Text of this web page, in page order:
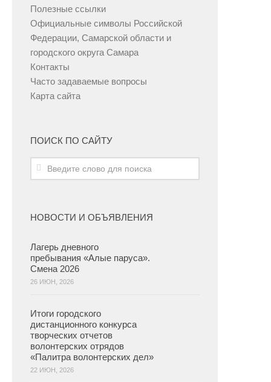
Полезные ссылки
Официальные символы Российской
Федерации, Самарской области и
городского округа Самара
Контакты
Часто задаваемые вопросы
Карта сайта
ПОИСК ПО САЙТУ
НОВОСТИ И ОБЪЯВЛЕНИЯ
Лагерь дневного
пребывания «Алые паруса».
Смена 2026
26 ИЮН, 2026
Итоги городского
дистанционного конкурса
творческих отчетов
волонтерских отрядов
«Палитра волонтерских дел»
22 ИЮН, 2026